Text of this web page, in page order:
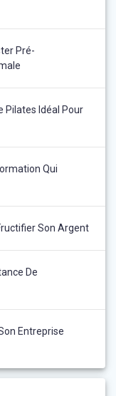
Pré-
Pilates Idéal Pour
Qui
Son Argent
De
Entreprise